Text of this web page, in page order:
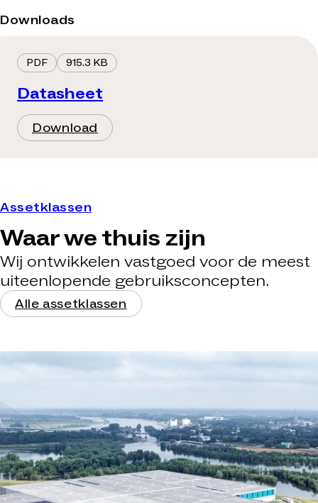
Downloads
PDF 915.3 KB
Datasheet
Download
Assetklassen
Waar we thuis zijn
Wij ontwikkelen vastgoed voor de meest
uiteenlopende gebruiksconcepten.
Alle assetklassen